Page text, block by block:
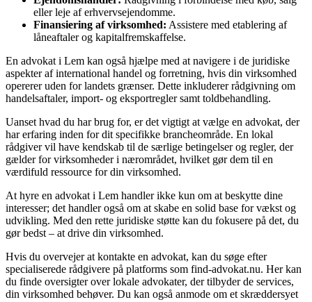
eller leje af erhvervsejendomme.
Finansiering af virksomhed: Assistere med etablering af
låneaftaler og kapitalfremskaffelse.
En advokat i Lem kan også hjælpe med at navigere i de juridiske
aspekter af international handel og forretning, hvis din virksomhed
opererer uden for landets grænser. Dette inkluderer rådgivning om
handelsaftaler, import- og eksportregler samt toldbehandling.
Uanset hvad du har brug for, er det vigtigt at vælge en advokat, der
har erfaring inden for dit specifikke brancheområde. En lokal
rådgiver vil have kendskab til de særlige betingelser og regler, der
gælder for virksomheder i nærområdet, hvilket gør dem til en
værdifuld ressource for din virksomhed.
At hyre en advokat i Lem handler ikke kun om at beskytte dine
interesser; det handler også om at skabe en solid base for vækst og
udvikling. Med den rette juridiske støtte kan du fokusere på det, du
gør bedst – at drive din virksomhed.
Hvis du overvejer at kontakte en advokat, kan du søge efter
specialiserede rådgivere på platforms som find-advokat.nu. Her kan
du finde oversigter over lokale advokater, der tilbyder de services,
din virksomhed behøver. Du kan også anmode om et skræddersyet